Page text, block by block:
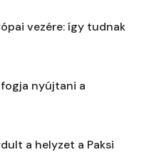
vezére: így tudnak
nyújtani a
a helyzet a Paksi